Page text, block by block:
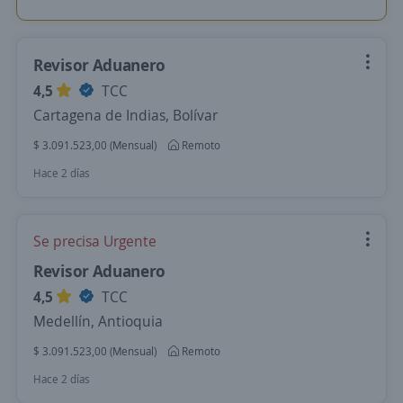
Revisor Aduanero
4,5
TCC
Cartagena de Indias, Bolívar
$ 3.091.523,00 (Mensual)
Remoto
Hace 2 días
Se precisa Urgente
Revisor Aduanero
4,5
TCC
Medellín, Antioquia
$ 3.091.523,00 (Mensual)
Remoto
Hace 2 días